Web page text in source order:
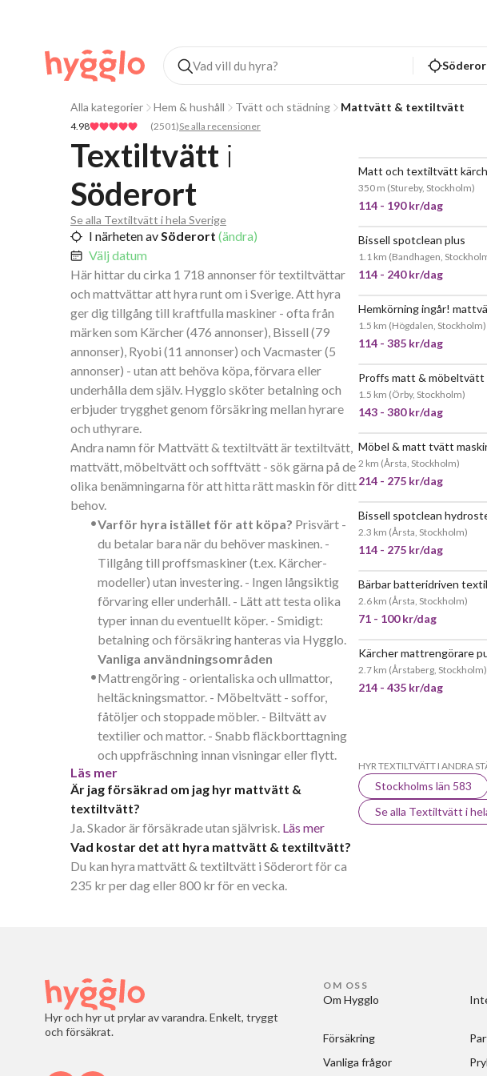
Alla kategorier Hem & hushåll Tvätt och städning Mattvätt & textiltvätt
4.98 (2501)Se alla recensioner
Textiltvätt i
Söderort
Se alla Textiltvätt i hela Sverige
I närheten avSöderort (ändra)
Välj datum
Här hittar du cirka 1 718 annonser för textiltvättar
och mattvättar att hyra runt om i Sverige. Att hyra
ger dig tillgång till kraftfulla maskiner - ofta från
märken som Kärcher (476 annonser), Bissell (79
annonser), Ryobi (11 annonser) och Vacmaster (5
annonser) - utan att behöva köpa, förvara eller
underhålla dem själv. Hygglo sköter betalning och
erbjuder trygghet genom försäkring mellan hyrare
och uthyrare.
Andra namn för Mattvätt & textiltvätt är textiltvätt,
mattvätt, möbeltvätt och sofftvätt - sök gärna på de
olika benämningarna för att hitta rätt maskin för ditt
behov.
•Varför hyra istället för att köpa? Prisvärt -
du betalar bara när du behöver maskinen. -
Tillgång till proffsmaskiner (t.ex. Kärcher-
modeller) utan investering. - Ingen långsiktig
förvaring eller underhåll. - Lätt att testa olika
typer innan du eventuellt köper. - Smidigt:
betalning och försäkring hanteras via Hygglo.
Vanliga användningsområden
•Mattrengöring - orientaliska och ullmattor,
heltäckningsmattor. - Möbeltvätt - soffor,
fåtöljer och stoppade möbler. - Biltvätt av
textilier och mattor. - Snabb fläckborttagning
och uppfräschning innan visningar eller flytt.
Läs mer
Är jag försäkrad om jag hyr mattvätt &
textiltvätt?
Ja. Skador är försäkrade utan självrisk. Läs mer
Vad kostar det att hyra mattvätt & textiltvätt?
Du kan hyra mattvätt & textiltvätt i Söderort för ca
235 kr per dag eller 800 kr för en vecka.
Matt och textiltvätt
350 m (Stureby, Stockholm)
114 - 190 kr/dag
Bissell spotclean plus
1.1 km (Bandhagen,
114 - 240 kr/dag
1.5 km (Högdalen, Stockholm)
114 - 385 kr/dag
Proffs matt & möbeltvätt
1.5 km (Örby, Stockholm)
143 - 380 kr/dag
Möbel & matt tvätt
2 km (Årsta, Stockholm)
214 - 275 kr/dag
2.3 km (Årsta, Stockholm)
114 - 275 kr/dag
Bärbar batteridriven
2.6 km (Årsta, Stockholm)
71 - 100 kr/dag
2.7 km (Årstaberg, Stockholm)
214 - 435 kr/dag
HYR TEXTILTVÄTT I ANDRA
Stockholms län 583
Se alla Textiltvätt i
Hyr och hyr ut prylar av varandra. Enkelt, tryggt
och försäkrat.
OM OSS
Om Hygglo
Försäkring
Vanliga frågor